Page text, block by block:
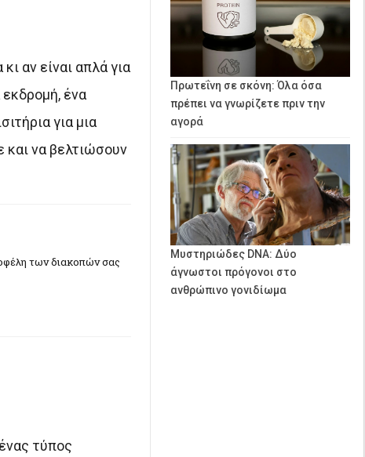
αν είναι απλά για
ένα
για μια
να βελτιώσουν
των διακοπών σας
τύπος
Πρωτεΐνη σε σκόνη: Όλα όσα
πρέπει να γνωρίζετε πριν την
αγορά
Μυστηριώδες DNA: Δύο
άγνωστοι πρόγονοι στο
ανθρώπινο γονιδίωμα